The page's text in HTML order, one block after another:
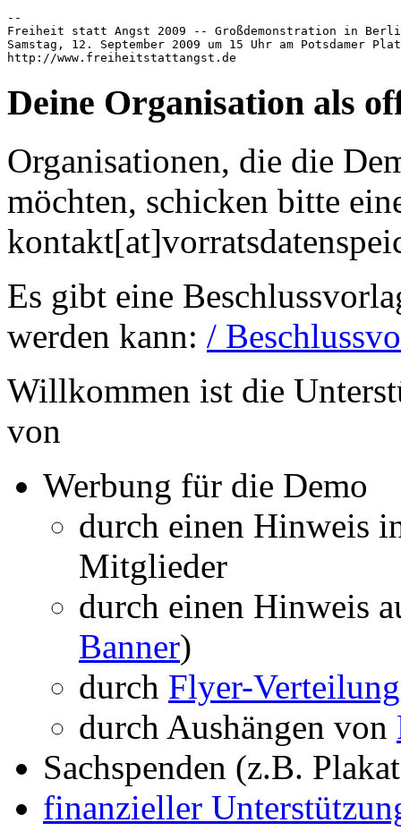
--
Freiheit statt Angst 2009 -- Großdemonstration in
Samstag, 12. September 2009 um 15 Uhr am Potsdamer
http://www.freiheitstattangst.de
Deine Organisation als
Organisationen, die die
möchten, schicken bitte
Es gibt eine
werden kann: /
Willkommen ist die
von
Werbung für die Demo
durch einen Hinweis
Mitglieder
durch einen Hinweis
Banner)
durch Flyer-
durch Aushängen von
Sachspenden (z.B.
finanzieller